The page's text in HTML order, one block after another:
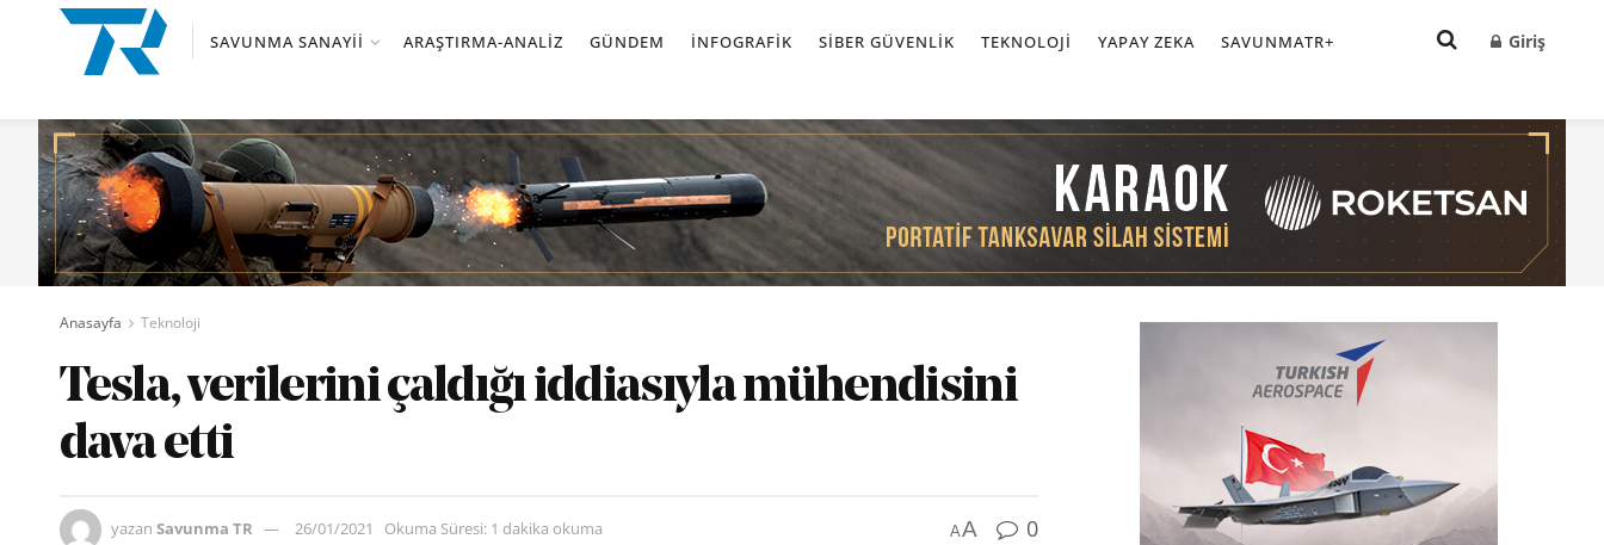
SAVUNMA SANAYII ARAŞTIRMA-ANALIZ GÜNDEM İNFOGRAFIK SIBER GÜVENLIK TEKNOLOJI YAPAY ZEKA SAVUNMATR+ Giriş
Anasayfa Teknoloji
Tesla, verilerini çaldığı iddiasıyla mühendisini
dava etti
yazan Savunma TR 26/01/2021 Okuma Süresi: 1 dakika okuma AA 0